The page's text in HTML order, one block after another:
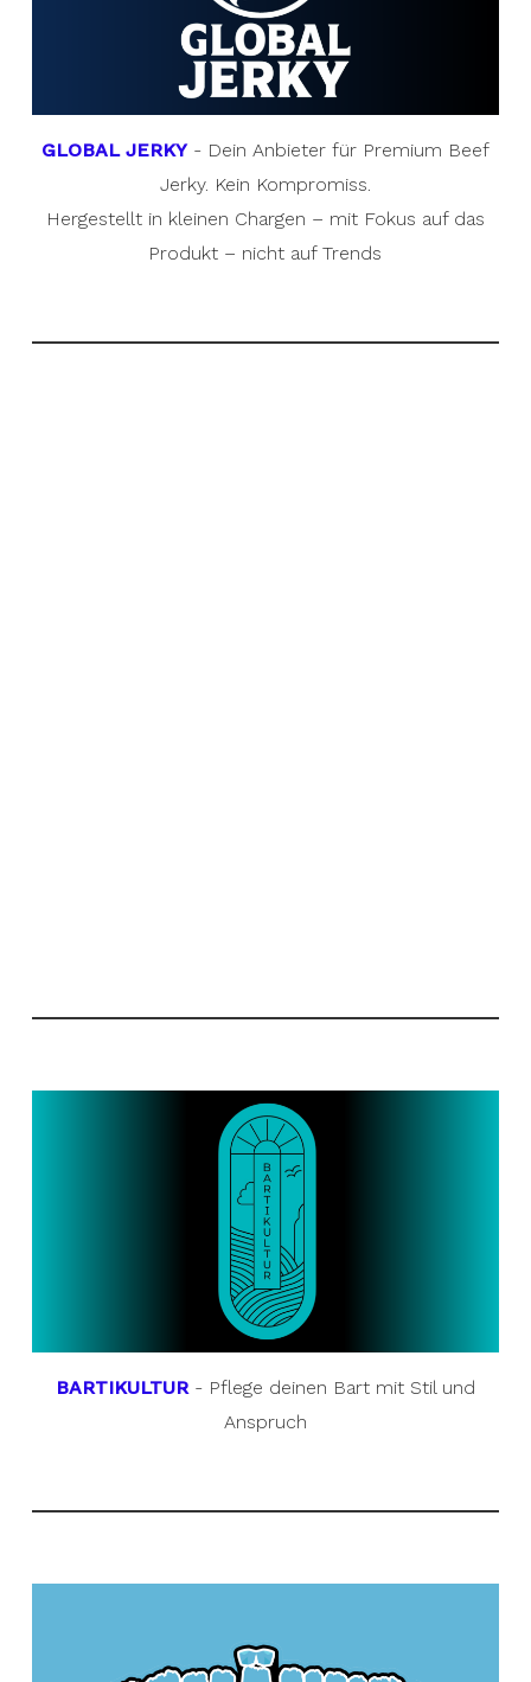
GLOBAL JERKY- Dein Anbieter für Premium Beef
Jerky. Kein Kompromiss.
Hergestellt in kleinen Chargen – mit Fokus auf das
Produkt – nicht auf Trends
BARTIKULTUR- Pflege deinen Bart mit Stil und
Anspruch